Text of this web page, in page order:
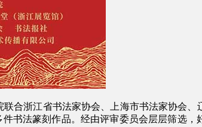
合浙江省书法家协会、上海市书法家协会、
书法篆刻作品。经由评审委员会层层筛选，